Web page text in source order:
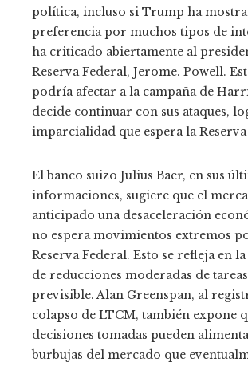
política, incluso si Trump ha
preferencia por muchos tipos de
ha criticado abiertamente al
Reserva Federal, Jerome. Powell.
podría afectar a la campaña de
decide continuar con sus ataques,
imparcialidad que espera la
El banco suizo Julius Baer, ​​en sus
informaciones, sugiere que el
anticipado una desaceleración
no espera movimientos extremos
Reserva Federal. Esto se refleja en
de reducciones moderadas de
previsible. Alan Greenspan, al
colapso de LTCM, también expone
decisiones tomadas pueden
burbujas del mercado que